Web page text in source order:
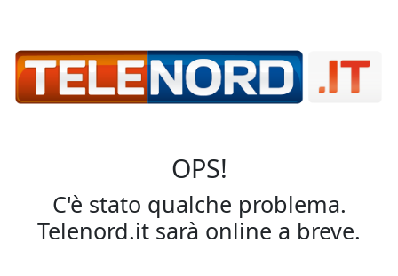
OPS!
C'è stato qualche problema.
Telenord.it sarà online a breve.